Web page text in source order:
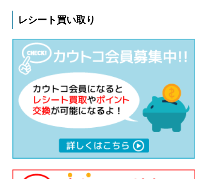
レシート買い取り